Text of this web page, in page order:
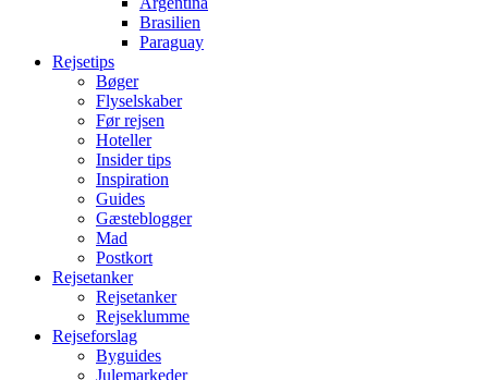
Brasilien
Paraguay
Rejsetips
Bøger
Flyselskaber
Før rejsen
Hoteller
Insider tips
Inspiration
Guides
Gæsteblogger
Mad
Postkort
Rejsetanker
Rejsetanker
Rejseklumme
Rejseforslag
Byguides
Julemarkeder